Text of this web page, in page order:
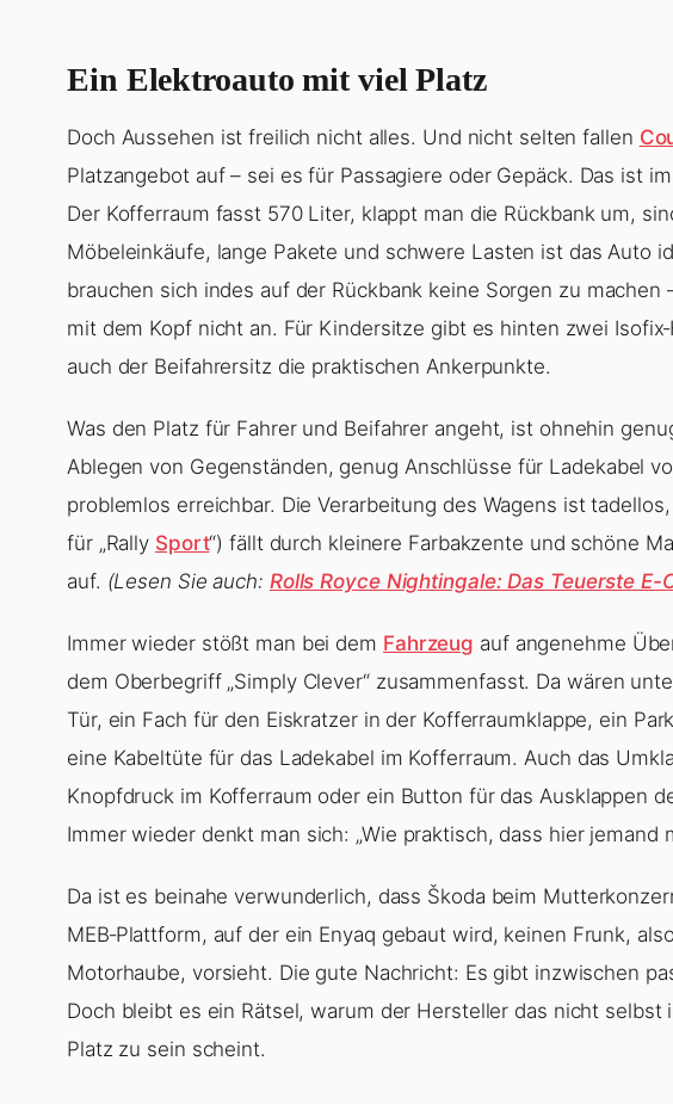
Ein Elektroauto mit viel Platz
Doch Aussehen ist freilich nicht alles. Und nicht selten fallen
Platzangebot auf – sei es für Passagiere oder Gepäck. Das ist
Der Kofferraum fasst 570 Liter, klappt man die Rückbank um,
Möbeleinkäufe, lange Pakete und schwere Lasten ist das Auto
brauchen sich indes auf der Rückbank keine Sorgen zu
mit dem Kopf nicht an. Für Kindersitze gibt es hinten zwei
auch der Beifahrersitz die praktischen Ankerpunkte.
Was den Platz für Fahrer und Beifahrer angeht, ist ohnehin
Ablegen von Gegenständen, genug Anschlüsse für Ladekabel
problemlos erreichbar. Die Verarbeitung des Wagens ist
für „Rally Sport“) fällt durch kleinere Farbakzente und schöne
auf. (Lesen Sie auch: Rolls Royce Nightingale: Das Teuerste
Immer wieder stößt man bei dem Fahrzeug auf angenehme
dem Oberbegriff „Simply Clever“ zusammenfasst. Da wären
Tür, ein Fach für den Eiskratzer in der Kofferraumklappe, ein
eine Kabeltüte für das Ladekabel im Kofferraum. Auch das
Knopfdruck im Kofferraum oder ein Button für das Ausklappen
Immer wieder denkt man sich: „Wie praktisch, dass hier jemand
Da ist es beinahe verwunderlich, dass Škoda beim
MEB‑Plattform, auf der ein Enyaq gebaut wird, keinen Frunk,
Motorhaube, vorsieht. Die gute Nachricht: Es gibt inzwischen
Doch bleibt es ein Rätsel, warum der Hersteller das nicht
Platz zu sein scheint.